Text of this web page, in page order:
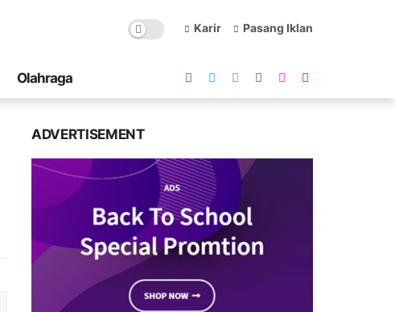
Karir Pasang Iklan
Olahraga
ADVERTISEMENT